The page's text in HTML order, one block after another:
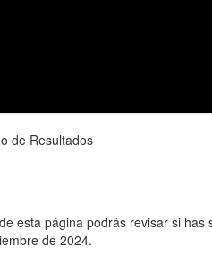
de Resultados
esta página podrás revisar si has
de 2024.